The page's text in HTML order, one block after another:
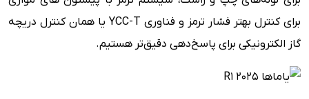
برای کنترل بهتر فشار ترمز و فناوری YCC-T یا همان کنترل دریچه
گاز الکترونیکی برای پاسخ‌دهی دقیق‌تر هستیم.